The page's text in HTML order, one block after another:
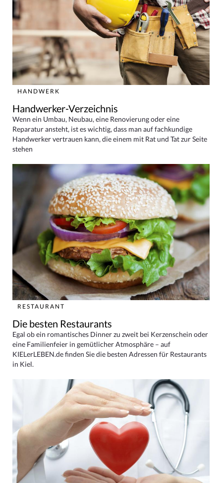
HANDWERK
Handwerker-Verzeichnis
Wenn ein Umbau, Neubau, eine Renovierung oder eine
Reparatur ansteht, ist es wichtig, dass man auf fachkundige
Handwerker vertrauen kann, die einem mit Rat und Tat zur Seite
stehen
RESTAURANT
Die besten Restaurants
Egal ob ein romantisches Dinner zu zweit bei Kerzenschein oder
eine Familienfeier in gemütlicher Atmosphäre – auf
KIELerLEBEN.de finden Sie die besten Adressen für Restaurants
in Kiel.